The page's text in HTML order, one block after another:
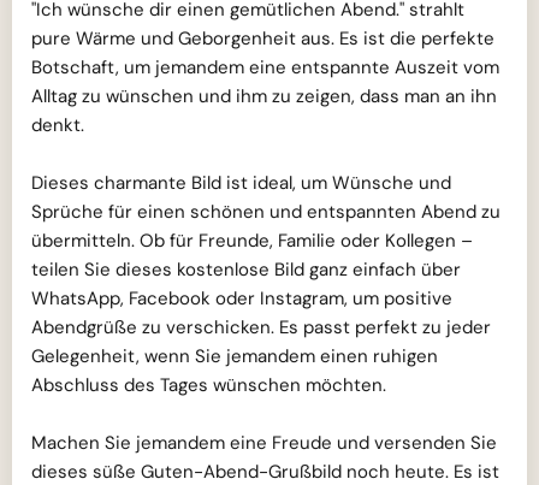
"Ich wünsche dir einen gemütlichen Abend." strahlt
pure Wärme und Geborgenheit aus. Es ist die perfekte
Botschaft, um jemandem eine entspannte Auszeit vom
Alltag zu wünschen und ihm zu zeigen, dass man an ihn
denkt.
Dieses charmante Bild ist ideal, um Wünsche und
Sprüche für einen schönen und entspannten Abend zu
übermitteln. Ob für Freunde, Familie oder Kollegen –
teilen Sie dieses kostenlose Bild ganz einfach über
WhatsApp, Facebook oder Instagram, um positive
Abendgrüße zu verschicken. Es passt perfekt zu jeder
Gelegenheit, wenn Sie jemandem einen ruhigen
Abschluss des Tages wünschen möchten.
Machen Sie jemandem eine Freude und versenden Sie
dieses süße Guten-Abend-Grußbild noch heute. Es ist